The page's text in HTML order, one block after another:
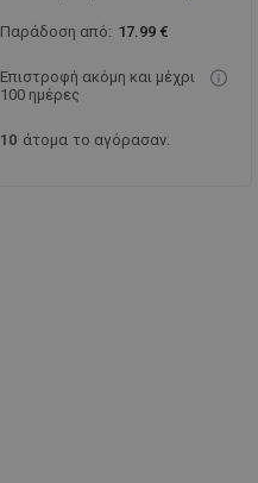
Παράδοση από: 17.99 €
Επιστροφή ακόμη και μέχρι
100 ημέρες
1 0 άτομα το αγόρασαν.